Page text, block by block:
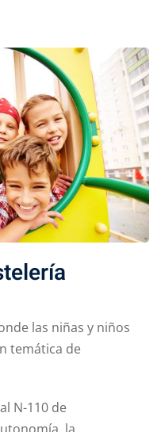
las niñas y niños
temática de
N-110 de